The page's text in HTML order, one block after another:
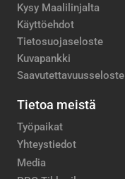
Kysy Maalilinjalta
Käyttöehdot
Tietosuojaseloste
Kuvapankki
Saavutettavuusseloste
Tietoa meistä
Työpaikat
Yhteystiedot
Media